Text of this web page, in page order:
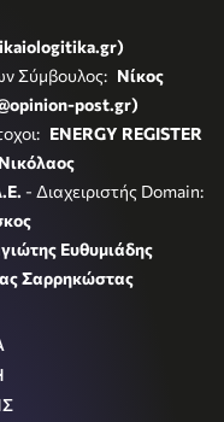
Σύμβουλος: Νίκος
post.gr)
ENERGY REGISTER
- Διαχειριστής Domain:
Ευθυμιάδης
Σαρρηκώστας